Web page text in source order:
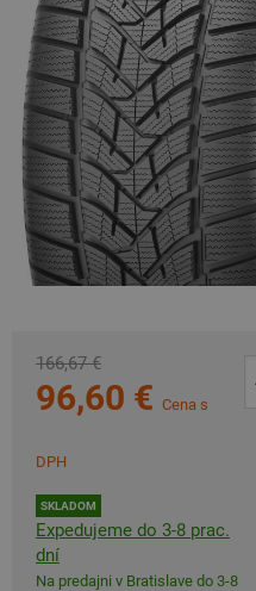
166,67 €
96,60 € Cena s
DPH
SKLADOM
Expedujeme do 3-8 prac.
dní
Na predajni v Bratislave do 3-8